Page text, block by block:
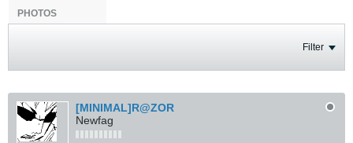
PHOTOS
Filter
[MINIMAL]R@ZOR
Newfag